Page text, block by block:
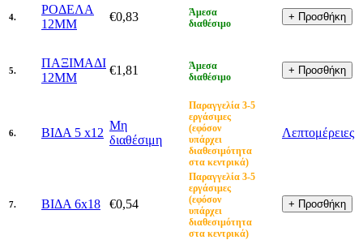
4.
ΡΟΔΕΛΑ
12MM
€0,83
Άμεσα
διαθέσιμο
5.
ΠΑΞΙΜΑΔΙ
12MM
€1,81
Άμεσα
διαθέσιμο
6. ΒΙΔΑ 5 x12
Μη
διαθέσιμη
Παραγγελία 3-5
εργάσιμες
(εφόσον
υπάρχει
διαθεσιμότητα
στα κεντρικά)
Λεπτομέρειες
7. ΒΙΔΑ 6x18 €0,54
Παραγγελία 3-5
εργάσιμες
(εφόσον
υπάρχει
διαθεσιμότητα
στα κεντρικά)